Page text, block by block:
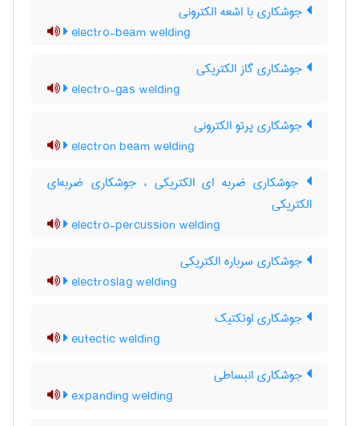
جوشکاری با اشعه الکترونی
electro-beam welding
جوشکاری گاز الکتریکی
electro-gas welding
جوشکاری پرتو الکترونی
electron beam welding
جوشکاری ضربه ای الکتریکی ، جوشکاری ضربه‌ای
الکتریکی
electro-percussion welding
جوشکاری سرباره الکتریکی
electroslag welding
جوشکاری اوتکتیک
eutectic welding
جوشکاری انبساطی
expanding welding